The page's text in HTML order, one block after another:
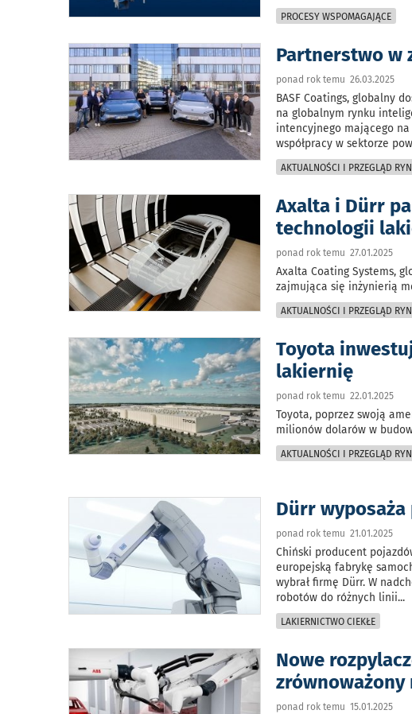
PROCESY WSPOMAGAJĄCE
Partnerstwo w
ponad rok temu 26.03.2025
BASF Coatings, globalny
na globalnym rynku
intencyjnego mającego
współpracy w sektorze
AKTUALNOŚCI I PRZEGLĄD
Axalta i Dürr
technologii
ponad rok temu 27.01.2025
Axalta Coating Systems,
zajmująca się inżynierią
AKTUALNOŚCI I PRZEGLĄD
Toyota
lakiernię
ponad rok temu 22.01.2025
Toyota, poprzez swoją
milionów dolarów w
AKTUALNOŚCI I PRZEGLĄD
Dürr
ponad rok temu 21.01.2025
Chiński producent
europejską fabrykę
wybrał firmę Dürr. W
robotów do różnych linii...
LAKIERNICTWO CIEKŁE
Nowe
zrównoważony
ponad rok temu 15.01.2025